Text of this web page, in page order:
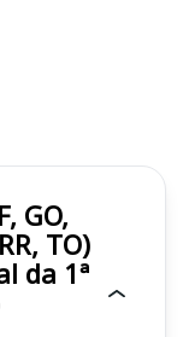
GO,
TO)
da 1ª